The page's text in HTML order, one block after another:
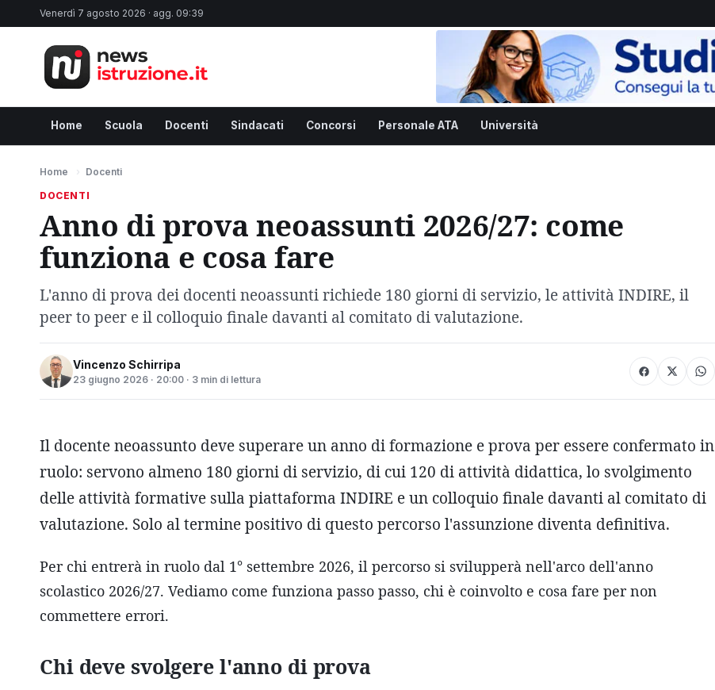
Venerdì 7 agosto 2026 · agg. 09:39
Home Scuola Docenti Sindacati Concorsi Personale ATA Università
Home › Docenti
DOCENTI
Anno di prova neoassunti 2026/27: come
funziona e cosa fare
L'anno di prova dei docenti neoassunti richiede 180 giorni di servizio, le attività INDIRE, il
peer to peer e il colloquio finale davanti al comitato di valutazione.
Vincenzo Schirripa
23 giugno 2026 · 20:00 · 3 min di lettura
Il docente neoassunto deve superare un anno di formazione e prova per essere confermato in
ruolo: servono almeno 180 giorni di servizio, di cui 120 di attività didattica, lo svolgimento
delle attività formative sulla piattaforma INDIRE e un colloquio finale davanti al comitato di
valutazione. Solo al termine positivo di questo percorso l'assunzione diventa definitiva.
Per chi entrerà in ruolo dal 1° settembre 2026, il percorso si svilupperà nell'arco dell'anno
scolastico 2026/27. Vediamo come funziona passo passo, chi è coinvolto e cosa fare per non
commettere errori.
Chi deve svolgere l'anno di prova